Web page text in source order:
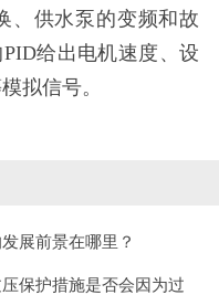
、供水泵的变频和故
给出电机速度、设
拟信号。
展前景在哪里？
保护措施是否会因为过